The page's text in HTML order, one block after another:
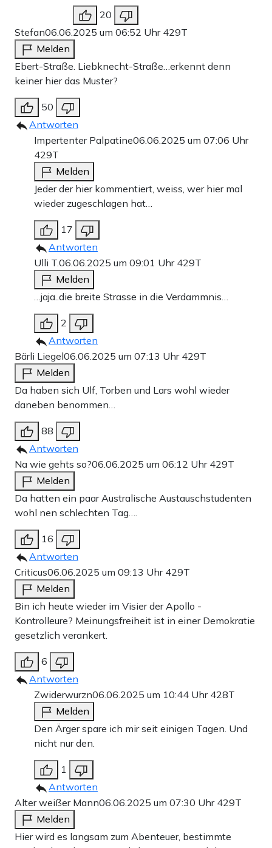
20
Stefan06.06.2025 um 06:52 Uhr 429T
Melden
Ebert-Straße. Liebknecht-Straße…erkennt denn
keiner hier das Muster?
50
Antworten
Impertenter Palpatine06.06.2025 um 07:06 Uhr
429T
Melden
Jeder der hier kommentiert, weiss, wer hier mal
wieder zugeschlagen hat…
17
Antworten
Ulli T.06.06.2025 um 09:01 Uhr 429T
Melden
…jaja..die breite Strasse in die Verdammnis…
2
Antworten
Bärli Liegel06.06.2025 um 07:13 Uhr 429T
Melden
Da haben sich Ulf, Torben und Lars wohl wieder
daneben benommen…
88
Antworten
Na wie gehts so?06.06.2025 um 06:12 Uhr 429T
Melden
Da hatten ein paar Australische Austauschstudenten
wohl nen schlechten Tag….
16
Antworten
Criticus06.06.2025 um 09:13 Uhr 429T
Melden
Bin ich heute wieder im Visier der Apollo -
Kontrolleure? Meinungsfreiheit ist in einer Demokratie
gesetzlich verankert.
6
Antworten
Zwiderwurzn06.06.2025 um 10:44 Uhr 428T
Melden
Den Ärger spare ich mir seit einigen Tagen. Und
nicht nur den.
1
Antworten
Alter weißer Mann06.06.2025 um 07:30 Uhr 429T
Melden
Hier wird es langsam zum Abenteuer, bestimmte